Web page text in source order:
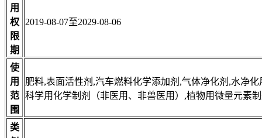
用
权
限
期
2019-08-07至2029-08-06
使
用
范
围
肥料,表面活性剂,汽车燃料化学添加剂,气体净化剂,水净
科学用化学制剂（非医用、非兽医用）,植物用微量元素
类